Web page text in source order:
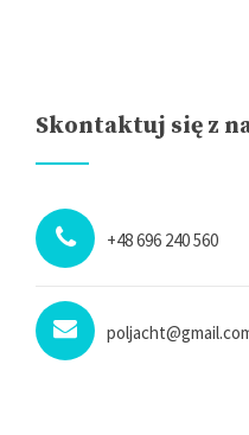
Skontaktuj się z
+48 696 240 560